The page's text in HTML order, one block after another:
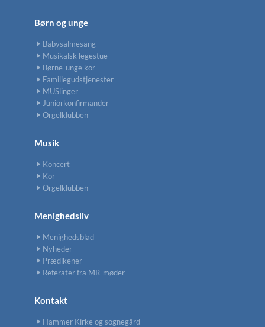
Børn og unge
Babysalmesang
Musikalsk legestue
Børne-unge kor
Familiegudstjenester
MUSlinger
Juniorkonfirmander
Orgelklubben
Musik
Koncert
Kor
Orgelklubben
Menighedsliv
Menighedsblad
Nyheder
Prædikener
Referater fra MR-møder
Kontakt
Hammer Kirke og sognegård